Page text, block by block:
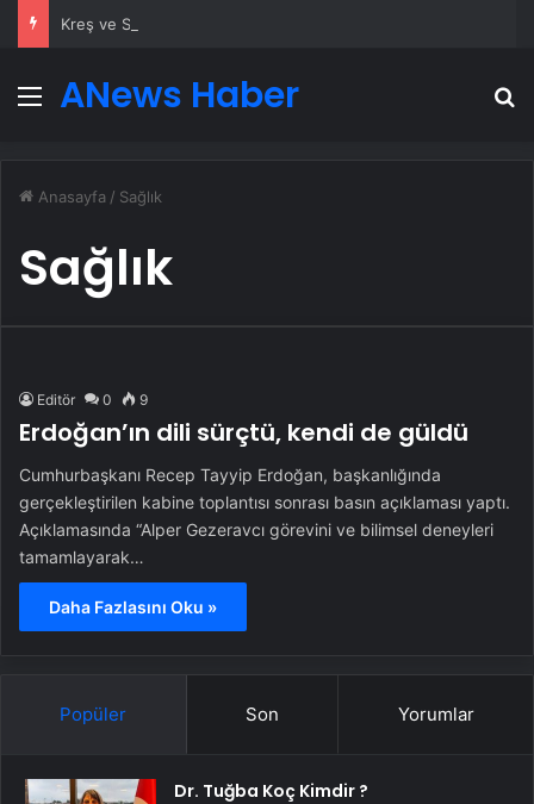
Kreş ve Spor Alanları İçin Profesyonel Zemin Çözümleri
MenüANews Haber
Anasayfa / Sağlık
Sağlık
Editör 0 9
Erdoğan’ın dili sürçtü, kendi de güldü
Cumhurbaşkanı Recep Tayyip Erdoğan, başkanlığında
gerçekleştirilen kabine toplantısı sonrası basın açıklaması yaptı.
Açıklamasında “Alper Gezeravcı görevini ve bilimsel deneyleri
tamamlayarak…
Daha Fazlasını Oku »
Popüler Son Yorumlar
Dr. Tuğba Koç Kimdir ?